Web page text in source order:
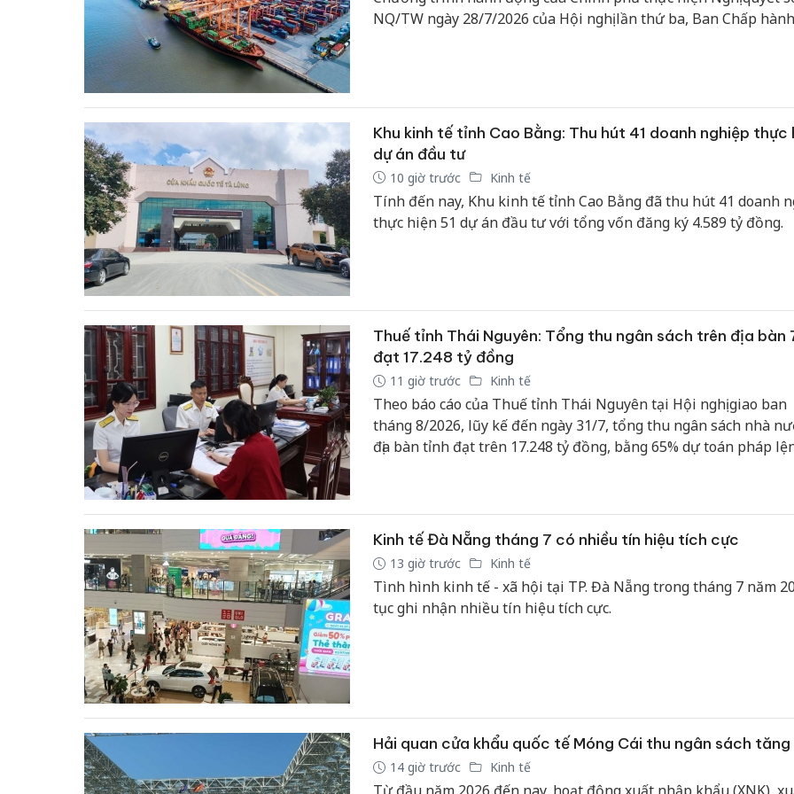
NQ/TW ngày 28/7/2026 của Hội nghị lần thứ ba, Ban Chấp
Khu kinh tế tỉnh Cao Bằng: Thu hút 41 doanh nghiệp thực
dự án đầu tư
10 giờ trước Kinh tế
Tính đến nay, Khu kinh tế tỉnh Cao Bằng đã thu hút 41 doanh
thực hiện 51 dự án đầu tư với tổng vốn đăng ký 4.589 tỷ đồng.
Thuế tỉnh Thái Nguyên: Tổng thu ngân sách trên địa bàn
đạt 17.248 tỷ đồng
11 giờ trước Kinh tế
Theo báo cáo của Thuế tỉnh Thái Nguyên tại Hội nghị giao ban
tháng 8/2026, lũy kế đến ngày 31/7, tổng thu ngân sách nhà
địa bàn tỉnh đạt trên 17.248 tỷ đồng, bằng 65% dự toán pháp
Kinh tế Đà Nẵng tháng 7 có nhiều tín hiệu tích cực
13 giờ trước Kinh tế
Tình hình kinh tế - xã hội tại TP. Đà Nẵng trong tháng 7 năm
tục ghi nhận nhiều tín hiệu tích cực.
Hải quan cửa khẩu quốc tế Móng Cái thu ngân sách tăng
14 giờ trước Kinh tế
bảo vệ
kinh
án sản
bán
bán